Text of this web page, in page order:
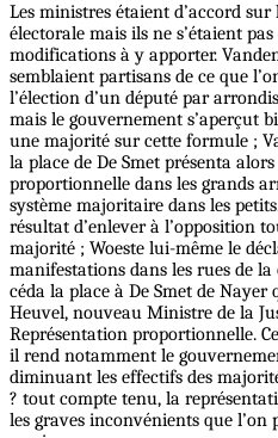
Les ministres étaient d’accord
électorale mais ils ne s’étaient
modifications à y apporter.
semblaient partisans de ce que
l’élection d’un député par
mais le gouvernement s’aperçut
une majorité sur cette formule ;
la place de De Smet présenta
proportionnelle dans les grands
système majoritaire dans les
résultat d’enlever à l’opposition
majorité ; Woeste lui-même le
manifestations dans les rues de
céda la place à De Smet de Nayer
Heuvel, nouveau Ministre de la
Représentation proportionnelle.
il rend notamment le
diminuant les effectifs des
? tout compte tenu, la
les graves inconvénients que